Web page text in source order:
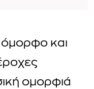
όμορφο και
ομορφιά